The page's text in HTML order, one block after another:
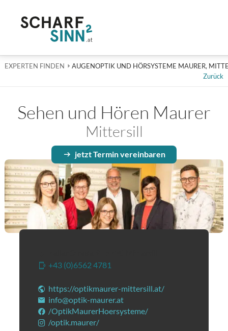
EXPERTEN FINDEN AKTUELL: AUGENOPTIK UND HÖRSYSTEME
AUGENOPTIK UND HÖRSYSTEME MAURER,
Zurück
Sehen und Hören Maurer
Mittersill
jetzt Termin vereinbaren
+43 (0)6562 4781
https://optikmaurer-mittersill.at/
info@optik-maurer.at
/OptikMaurerHoersysteme/
/optik.maurer/